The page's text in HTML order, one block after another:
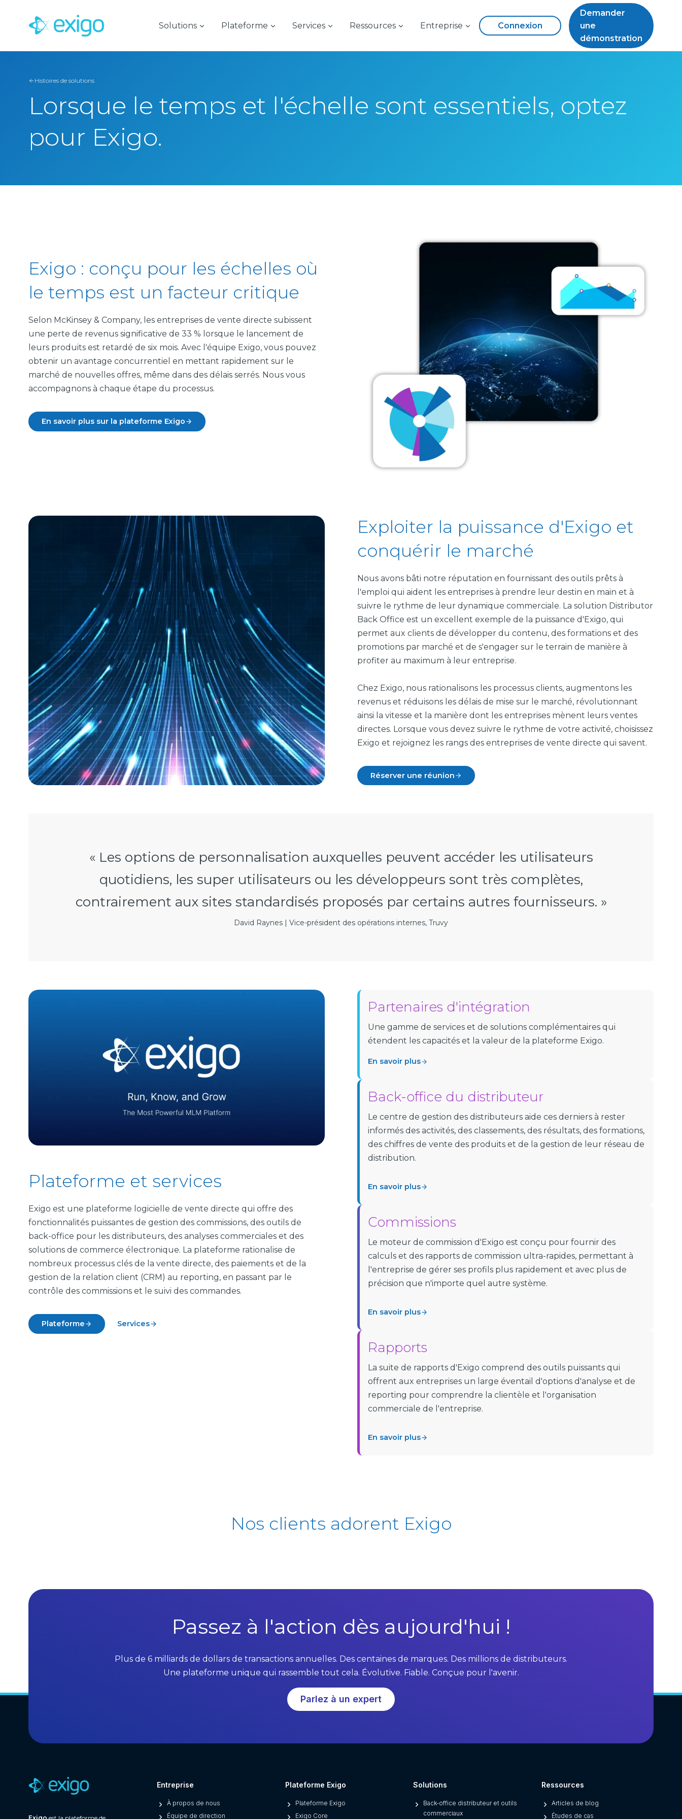
contenu
Solutions Plateforme Services Ressources Entreprise Connexion
Demander
une
démonstration
Histoires de solutions
Lorsque le temps et l'échelle sont essentiels, optez
pour Exigo.
Exigo : conçu pour les échelles où
le temps est un facteur critique
Selon McKinsey & Company, les entreprises de vente directe subissent
une perte de revenus significative de 33 % lorsque le lancement de
leurs produits est retardé de six mois. Avec l'équipe Exigo, vous pouvez
obtenir un avantage concurrentiel en mettant rapidement sur le
marché de nouvelles offres, même dans des délais serrés. Nous vous
accompagnons à chaque étape du processus.
En savoir plus sur la plateforme Exigo
Exploiter la puissance d'Exigo et
conquérir le marché
Nous avons bâti notre réputation en fournissant des outils prêts à
l'emploi qui aident les entreprises à prendre leur destin en main et à
suivre le rythme de leur dynamique commerciale. La solution Distributor
Back Office est un excellent exemple de la puissance d'Exigo, qui
permet aux clients de développer du contenu, des formations et des
promotions par marché et de s'engager sur le terrain de manière à
profiter au maximum à leur entreprise.
Chez Exigo, nous rationalisons les processus clients, augmentons les
revenus et réduisons les délais de mise sur le marché, révolutionnant
ainsi la vitesse et la manière dont les entreprises mènent leurs ventes
directes. Lorsque vous devez suivre le rythme de votre activité, choisissez
Exigo et rejoignez les rangs des entreprises de vente directe qui savent.
Réserver une réunion
« Les options de personnalisation auxquelles peuvent accéder les utilisateurs
quotidiens, les super utilisateurs ou les développeurs sont très complètes,
contrairement aux sites standardisés proposés par certains autres fournisseurs. »
David Raynes | Vice-président des opérations internes, Truvy
Plateforme et services
Exigo est une plateforme logicielle de vente directe qui offre des
fonctionnalités puissantes de gestion des commissions, des outils de
back-office pour les distributeurs, des analyses commerciales et des
solutions de commerce électronique. La plateforme rationalise de
nombreux processus clés de la vente directe, des paiements et de la
gestion de la relation client (CRM) au reporting, en passant par le
contrôle des commissions et le suivi des commandes.
Plateforme Services
Partenaires d'intégration
Une gamme de services et de solutions complémentaires qui
étendent les capacités et la valeur de la plateforme Exigo.
En savoir plus
Back-office du distributeur
Le centre de gestion des distributeurs aide ces derniers à rester
informés des activités, des classements, des résultats, des formations,
des chiffres de vente des produits et de la gestion de leur réseau de
distribution.
En savoir plus
Commissions
Le moteur de commission d'Exigo est conçu pour fournir des
calculs et des rapports de commission ultra-rapides, permettant à
l'entreprise de gérer ses profils plus rapidement et avec plus de
précision que n'importe quel autre système.
En savoir plus
Rapports
La suite de rapports d'Exigo comprend des outils puissants qui
offrent aux entreprises un large éventail d'options d'analyse et de
reporting pour comprendre la clientèle et l'organisation
commerciale de l'entreprise.
En savoir plus
Nos clients adorent Exigo
Passez à l'action dès aujourd'hui !
Plus de 6 milliards de dollars de transactions annuelles. Des centaines de marques. Des millions de distributeurs.
Une plateforme unique qui rassemble tout cela. Évolutive. Fiable. Conçue pour l'avenir.
Parlez à un expert
Entreprise
À propos de nous
Équipe de direction
Plateforme Exigo
Plateforme Exigo
Exigo Core
Solutions
Back-office distributeur et outils
commerciaux
Ressources
Articles de blog
Études de cas